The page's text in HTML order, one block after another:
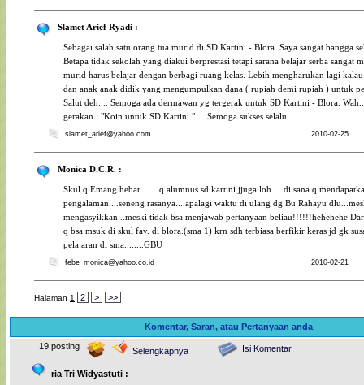
Slamet Arief Ryadi :
Sebagai salah satu orang tua murid di SD Kartini - Blora. Saya sangat bangga
Betapa tidak sekolah yang diakui berprestasi tetapi sarana belajar serba sangat
murid harus belajar dengan berbagi ruang kelas. Lebih mengharukan lagi
dan anak anak didik yang mengumpulkan dana ( rupiah demi rupiah ) untuk
Salut deh.... Semoga ada dermawan yg tergerak untuk SD Kartini - Blora.
gerakan : "Koin untuk SD Kartini ".... Semoga sukses selalu........
slamet_arief@yahoo.com 2010-02-25
Monica D.C.R. :
Skul q Emang hebat........q alumnus sd kartini jjuga loh.....di sana q
pengalaman....seneng rasanya....apalagi waktu di ulang dg Bu Rahayu
mengasyikkan...meski tidak bsa menjawab pertanyaan beliau!!!!!!hehehehe
q bsa msuk di skul fav. di blora.(sma 1) krn sdh terbiasa berfikir keras jd gk
pelajaran di sma........GBU
febe_monica@yahoo.co.id 2010-02-21
Halaman 1 2 > >>
Komentar, Saran, atau Pertanyaan anda
19 posting
Selengkapnya Isi Komentar
ria Tri Widyastuti :